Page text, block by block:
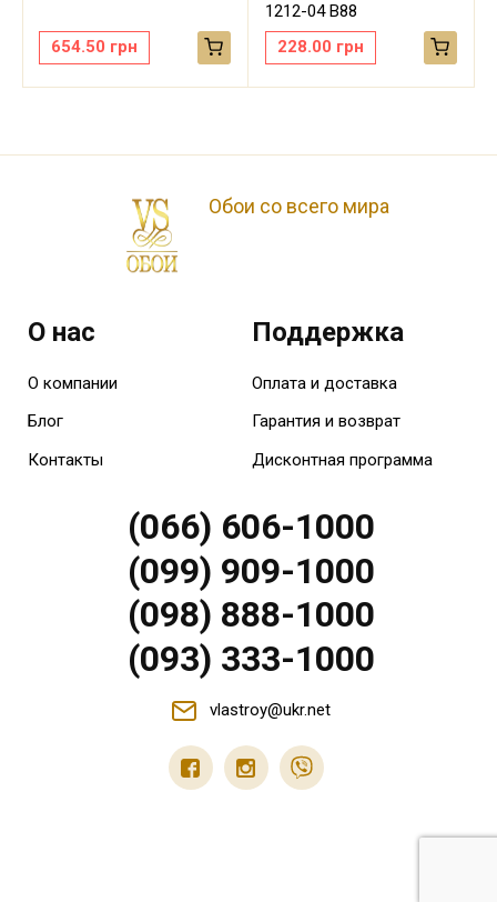
654.50 грн
1212-04 В88
228.00 грн
Обои со всего мира
О нас
О компании
Блог
Контакты
Поддержка
Оплата и доставка
Гарантия и возврат
Дисконтная программа
(066) 606-1000
(099) 909-1000
(098) 888-1000
(093) 333-1000
vlastroy@ukr.net